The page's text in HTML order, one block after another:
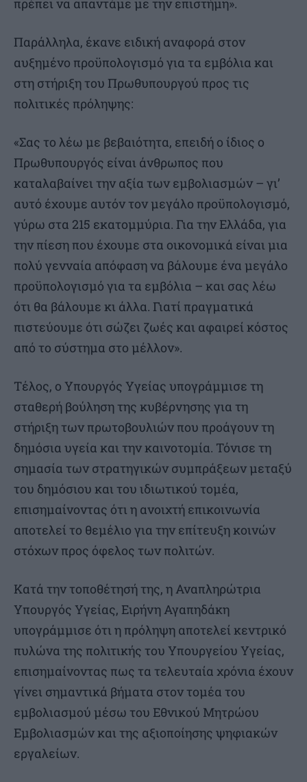
πρέπει να απαντάμε με την επιστήμη».
Παράλληλα, έκανε ειδική αναφορά στον
αυξημένο προϋπολογισμό για τα εμβόλια και
στη στήριξη του Πρωθυπουργού προς τις
πολιτικές πρόληψης:
«Σας το λέω με βεβαιότητα, επειδή ο ίδιος ο
Πρωθυπουργός είναι άνθρωπος που
καταλαβαίνει την αξία των εμβολιασμών – γι’
αυτό έχουμε αυτόν τον μεγάλο προϋπολογισμό,
γύρω στα 215 εκατομμύρια. Για την Ελλάδα, για
την πίεση που έχουμε στα οικονομικά είναι μια
πολύ γενναία απόφαση να βάλουμε ένα μεγάλο
προϋπολογισμό για τα εμβόλια – και σας λέω
ότι θα βάλουμε κι άλλα. Γιατί πραγματικά
πιστεύουμε ότι σώζει ζωές και αφαιρεί κόστος
από το σύστημα στο μέλλον».
Τέλος, ο Υπουργός Υγείας υπογράμμισε τη
σταθερή βούληση της κυβέρνησης για τη
στήριξη των πρωτοβουλιών που προάγουν τη
δημόσια υγεία και την καινοτομία. Τόνισε τη
σημασία των στρατηγικών συμπράξεων μεταξύ
του δημόσιου και του ιδιωτικού τομέα,
επισημαίνοντας ότι η ανοιχτή επικοινωνία
αποτελεί το θεμέλιο για την επίτευξη κοινών
στόχων προς όφελος των πολιτών.
Κατά την τοποθέτησή της, η Αναπληρώτρια
Υπουργός Υγείας, Ειρήνη Αγαπηδάκη
υπογράμμισε ότι η πρόληψη αποτελεί κεντρικό
πυλώνα της πολιτικής του Υπουργείου Υγείας,
επισημαίνοντας πως τα τελευταία χρόνια έχουν
γίνει σημαντικά βήματα στον τομέα του
εμβολιασμού μέσω του Εθνικού Μητρώου
Εμβολιασμών και της αξιοποίησης ψηφιακών
εργαλείων.